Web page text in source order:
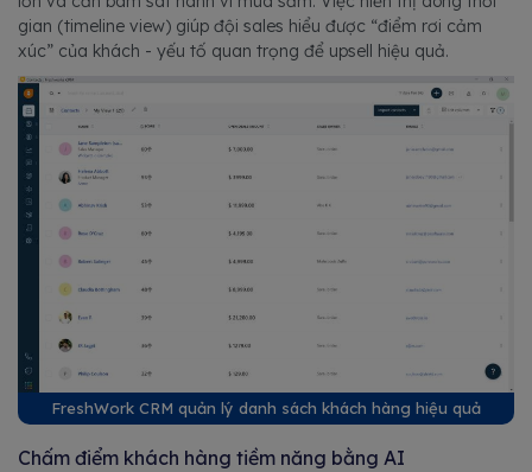
gian (timeline view) giúp đội sales hiểu được “điểm rơi cảm
xúc” của khách - yếu tố quan trọng để upsell hiệu quả.
FreshWork CRM quản lý danh sách khách hàng hiệu quả
Chấm điểm khách hàng tiềm năng bằng AI